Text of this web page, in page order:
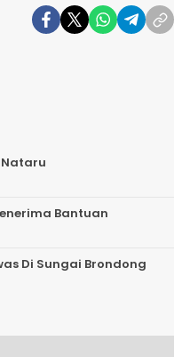
Bantuan
Di Sungai Brondong